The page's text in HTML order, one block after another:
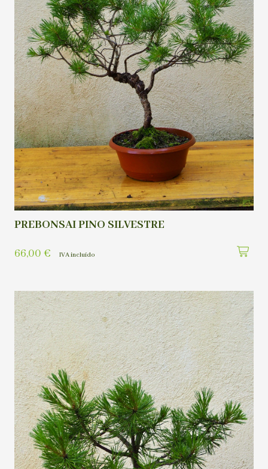
PREBONSAI PINO SILVESTRE
66,00 € IVA incluído